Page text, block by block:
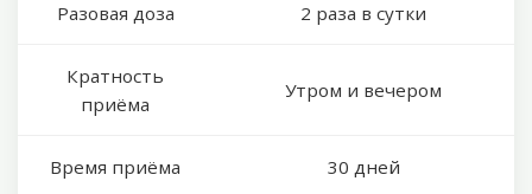
Разовая доза 2 раза в сутки
Кратность
приёма
Утром и вечером
Время приёма 30 дней